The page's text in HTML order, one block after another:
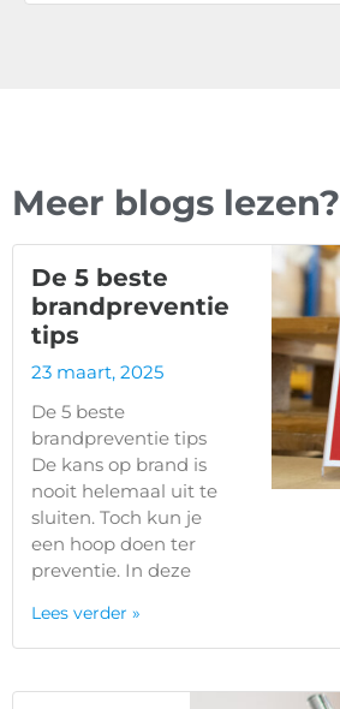
Meer blogs lezen?
De 5 beste
brandpreventie
tips
23 maart, 2025
De 5 beste
brandpreventie tips
De kans op brand is
nooit helemaal uit te
sluiten. Toch kun je
een hoop doen ter
preventie. In deze
Lees verder »